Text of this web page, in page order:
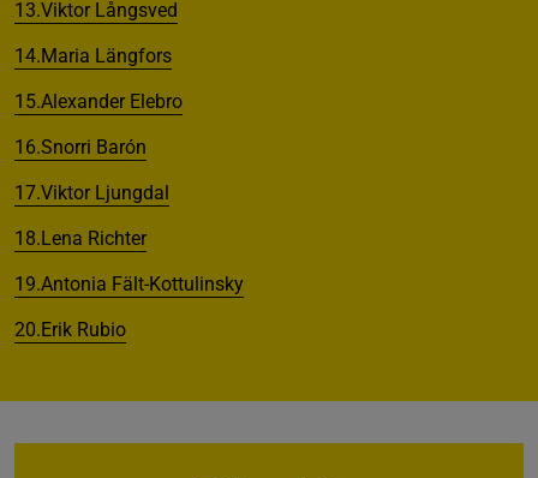
13.Viktor Långsved
14.Maria Längfors
15.Alexander Elebro
16.Snorri Barón
17.Viktor Ljungdal
18.Lena Richter
19.Antonia Fält-Kottulinsky
20.Erik Rubio